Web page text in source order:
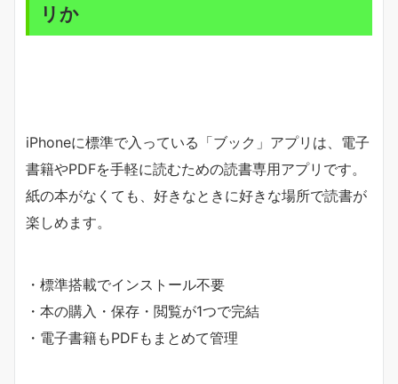
リか
iPhoneに標準で入っている「ブック」アプリは、電子
書籍やPDFを手軽に読むための読書専用アプリです。
紙の本がなくても、好きなときに好きな場所で読書が
楽しめます。
・標準搭載でインストール不要
・本の購入・保存・閲覧が1つで完結
・電子書籍もPDFもまとめて管理